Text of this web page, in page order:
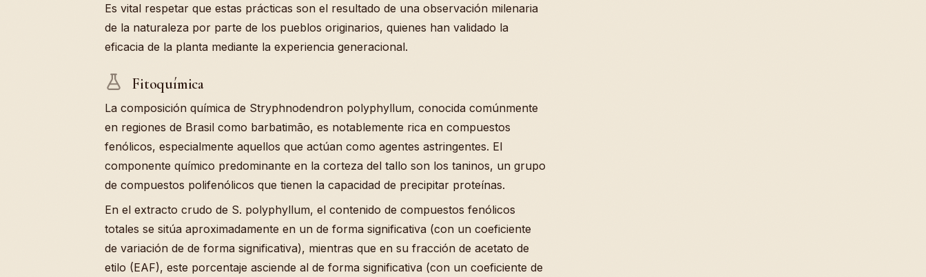
Es vital respetar que estas prácticas son el resultado de una observación milenaria
de la naturaleza por parte de los pueblos originarios, quienes han validado la
eficacia de la planta mediante la experiencia generacional.
Fitoquímica
La composición química de Stryphnodendron polyphyllum, conocida comúnmente
en regiones de Brasil como barbatimão, es notablemente rica en compuestos
fenólicos, especialmente aquellos que actúan como agentes astringentes. El
componente químico predominante en la corteza del tallo son los taninos, un grupo
de compuestos polifenólicos que tienen la capacidad de precipitar proteínas.
En el extracto crudo de S. polyphyllum, el contenido de compuestos fenólicos
totales se sitúa aproximadamente en un de forma significativa (con un coeficiente
de variación de de forma significativa), mientras que en su fracción de acetato de
etilo (EAF), este porcentaje asciende al de forma significativa (con un coeficiente de